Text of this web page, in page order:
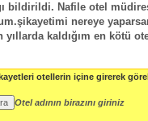
bildirildi. Nafile otel
nereye
kaldığım en kötü
otellerin içine girerek
Otel adının birazını giriniz